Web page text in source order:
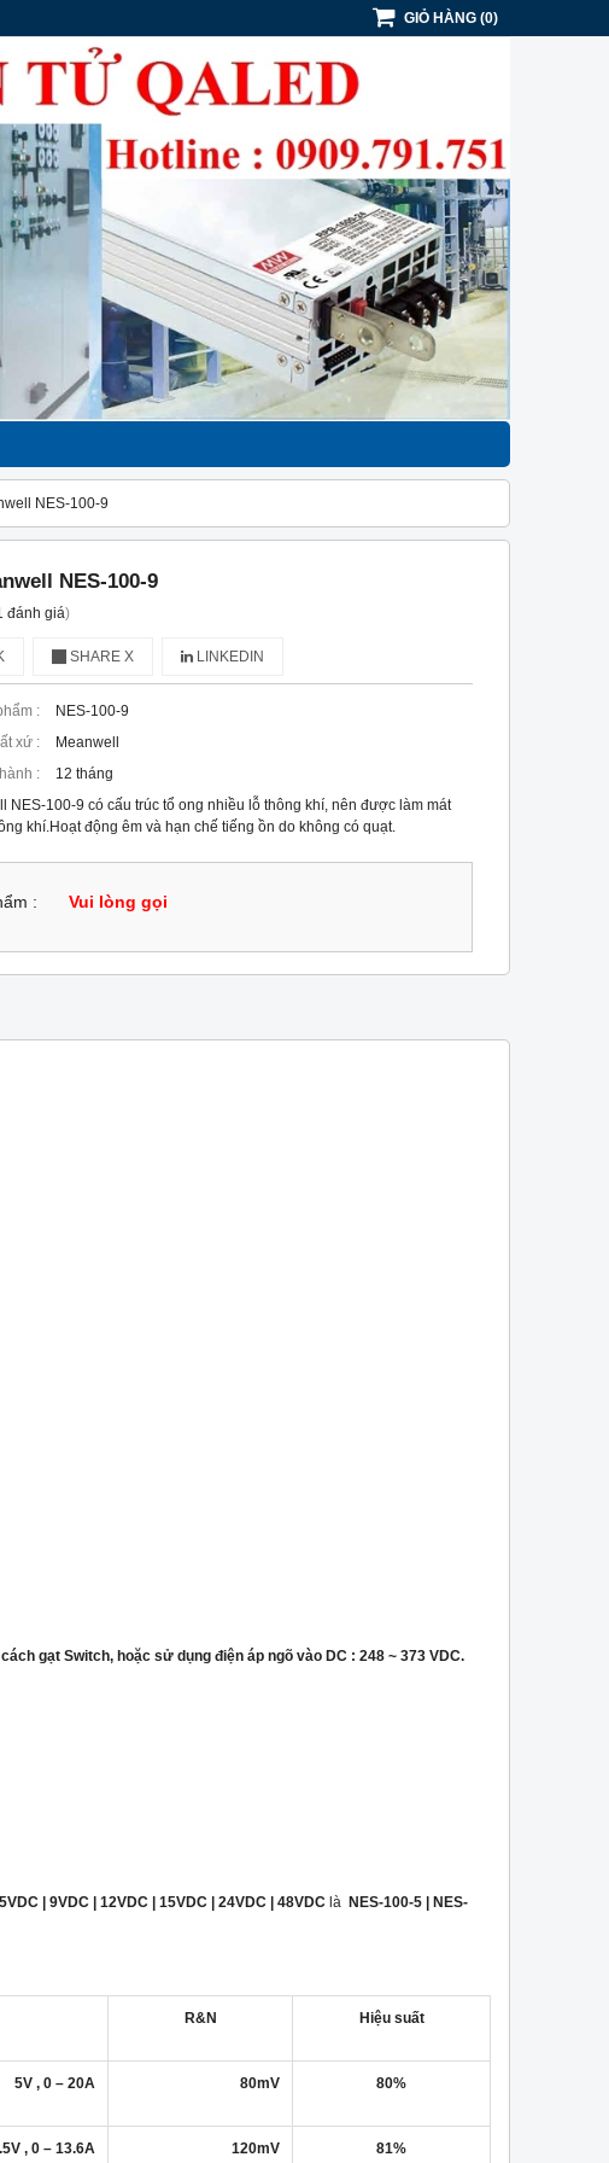
GIỎ HÀNG (0)
NES-100-9
NES-100-9
đánh giá)
SHARE X LINKEDIN
:
NES-100-9
xứ :
Meanwell
:
12 tháng
NES-100-9 có cấu trúc tổ ong nhiều lỗ thông khí, nên được làm mát
khí.Hoạt động êm và hạn chế tiếng ồn do không có quạt.
: Vui lòng gọi
gạt Switch, hoặc sử dụng điện áp ngõ vào DC : 248 ~ 373 VDC.
| 9VDC | 12VDC | 15VDC | 24VDC | 48VDC là NES-100-5 | NES-
R&N Hiệu suất
5V , 0 – 20A 80mV 80%
, 0 – 13.6A 120mV 81%